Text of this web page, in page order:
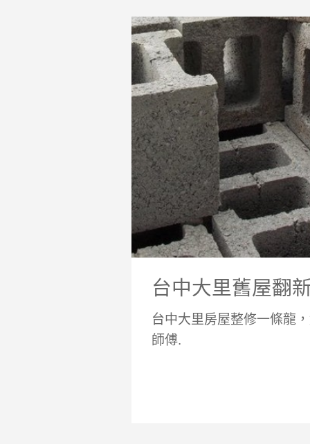
台中大里舊屋翻
台中大里房屋整修一條龍
師傅.